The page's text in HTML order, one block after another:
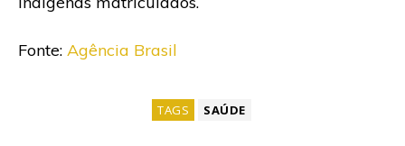
Fonte: Agência Brasil
TAGS SAÚDE